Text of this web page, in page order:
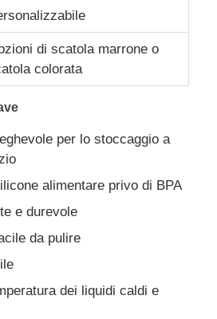
in silicone
Silicone
silicone
di scatola marrone o
colorata
per lo stoccaggio a
alimentare privo di BPA
e durevole
da pulire
dei liquidi caldi e